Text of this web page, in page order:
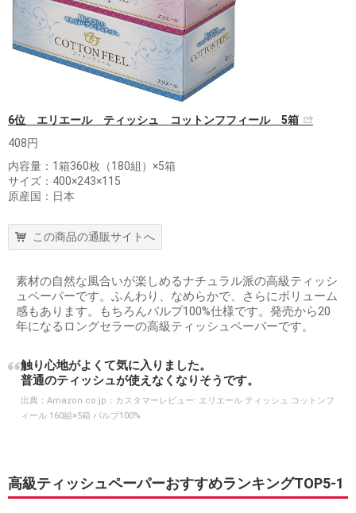
6位 エリエール ティッシュ コットンフフィール 5箱
408円
内容量：1箱360枚（180組）×5箱
サイズ：400×243×115
原産国：日本
この商品の通販サイトへ
素材の自然な風合いが楽しめるナチュラル派の高級ティッシ
ュペーパーです。ふんわり、なめらかで、さらにボリューム
感もあります。もちろんパルプ100%仕様です。発売から20
年になるロングセラーの高級ティッシュペーパーです。
触り心地がよくて気に入りました。
普通のティッシュが使えなくなりそうです。
出典： Amazon.co.jp：カスタマーレビュー: エリエール ティッシュ コットンフ
ィール 160組×5箱 パルプ100%
高級ティッシュペーパーおすすめランキングTOP5-1